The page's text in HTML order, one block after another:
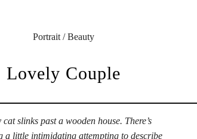
Portrait / Beauty
Lovely Couple
slinks past a wooden house. There’s
a little intimidating attempting to describe